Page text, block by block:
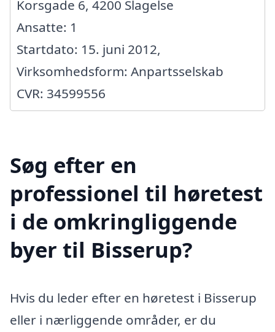
Korsgade 6, 4200 Slagelse
Ansatte: 1
Startdato: 15. juni 2012,
Virksomhedsform: Anpartsselskab
CVR: 34599556
Søg efter en
professionel til høretest
i de omkringliggende
byer til Bisserup?
Hvis du leder efter en høretest i Bisserup
eller i nærliggende områder, er du